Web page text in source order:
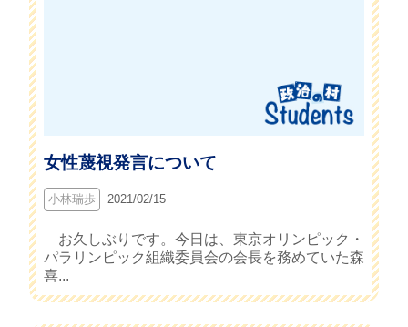
女性蔑視発言について
小林瑞歩 2021/02/15
お久しぶりです。今日は、東京オリンピック・
パラリンピック組織委員会の会長を務めていた森
喜...